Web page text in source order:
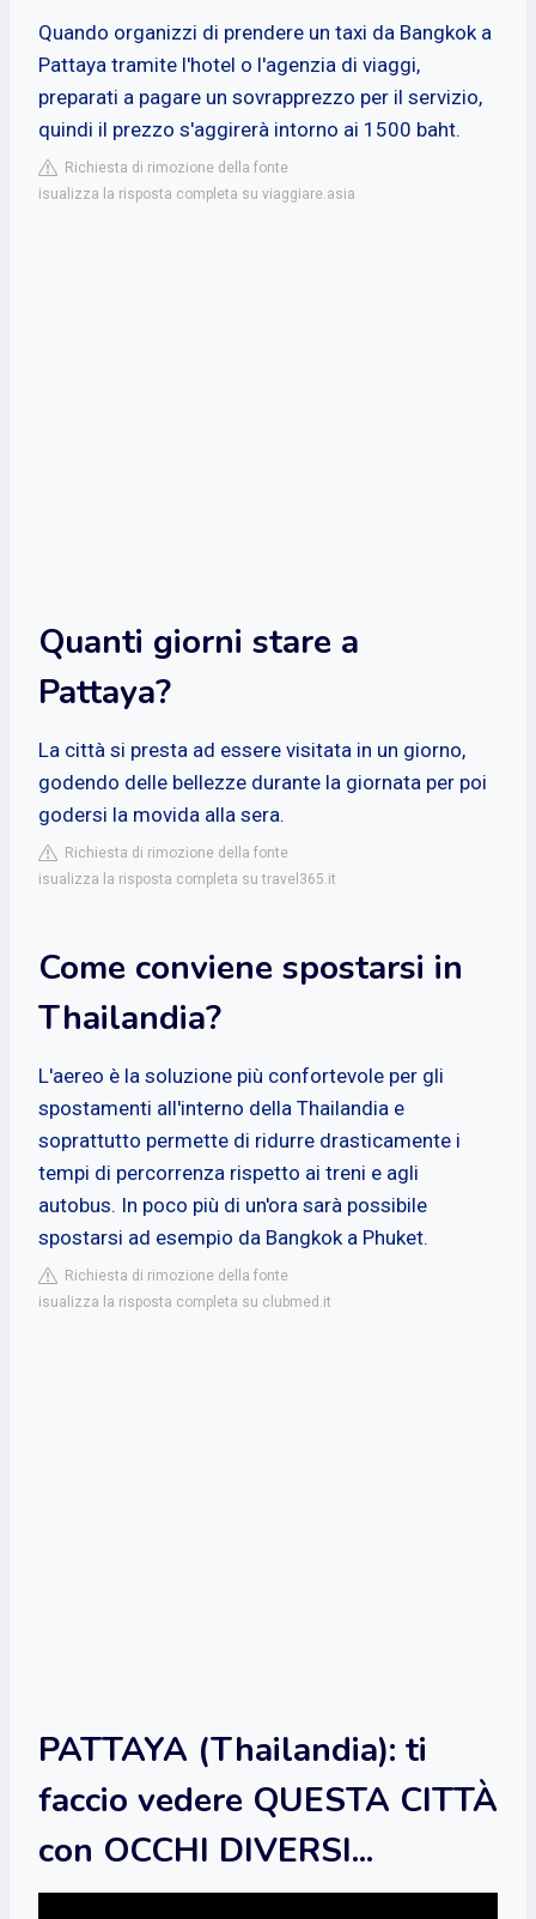
Quando organizzi di prendere un taxi da Bangkok a
Pattaya tramite l'hotel o l'agenzia di viaggi,
preparati a pagare un sovrapprezzo per il servizio,
quindi il prezzo s'aggirerà intorno ai 1500 baht.
Richiesta di rimozione della fonte
isualizza la risposta completa su viaggiare.asia
Quanti giorni stare a
Pattaya?
La città si presta ad essere visitata in un giorno,
godendo delle bellezze durante la giornata per poi
godersi la movida alla sera.
Richiesta di rimozione della fonte
isualizza la risposta completa su travel365.it
Come conviene spostarsi in
Thailandia?
L'aereo è la soluzione più confortevole per gli
spostamenti all'interno della Thailandia e
soprattutto permette di ridurre drasticamente i
tempi di percorrenza rispetto ai treni e agli
autobus. In poco più di un'ora sarà possibile
spostarsi ad esempio da Bangkok a Phuket.
Richiesta di rimozione della fonte
isualizza la risposta completa su clubmed.it
PATTAYA (Thailandia): ti
faccio vedere QUESTA CITTÀ
con OCCHI DIVERSI...